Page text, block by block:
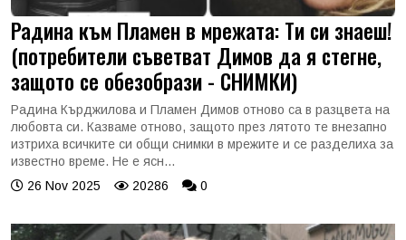
Радина към Пламен в мрежата: Ти си знаеш!
(потребители съветват Димов да я стегне,
защото се обезобрази - СНИМКИ)
Радина Кърджилова и Пламен Димов отново са в разцвета на
любовта си. Казваме отново, защото през лятото те внезапно
изтриха всичките си общи снимки в мрежите и се разделиха за
известно време. Не е ясн...
26 Nov 2025
20286 0